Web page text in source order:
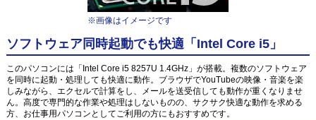
※画像はイメージです
ソフトウェア同時起動でも快適「Intel Core i5」
このパソコンには「Intel Core i5 8257U 1.4GHz」が搭載。複数のソフトウェア
を同時に起動・処理しても快適に動作。ブラウザでYouTubeの映像・音楽を楽
しみながら、エクセルで計算をし、メールを送受信しても動作が重くなりませ
ん。高度で専門的な作業や処理はしないものの、サクサク快適な動作を求める
方、お仕事用パソコンとしてご利用の方にもおすすめです。